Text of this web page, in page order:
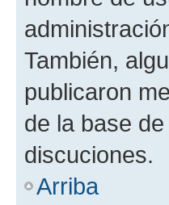
También,
publicaron
de la base
discuciones.
Arriba